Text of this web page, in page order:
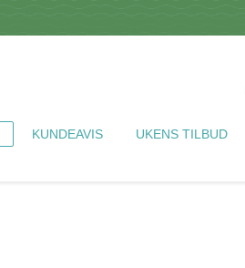
KUNDEAVIS UKENS TILBUD